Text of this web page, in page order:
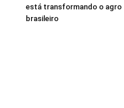
está transformando o agro
brasileiro